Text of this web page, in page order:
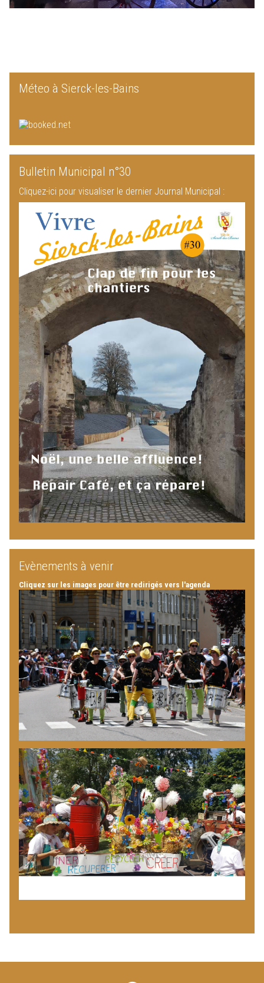
Méteo à Sierck-les-Bains
Bulletin Municipal n°30
Cliquez-ici pour visualiser le dernier Journal Municipal :
Evènements à venir
Cliquez sur les images pour être redirigés vers l'agenda